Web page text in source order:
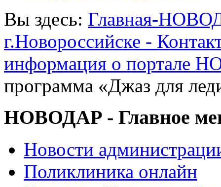
Вы здесь: Главная-
г.Новороссийске -
информация о портале
программа «Джаз для
НОВОДАР - Главное
Новости
Поликлиника онлайн